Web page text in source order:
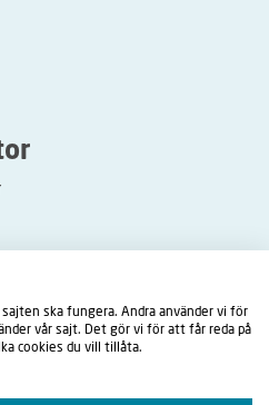
ska fungera. Andra använder vi för
vår sajt. Det gör vi för att får reda på
cookies du vill tillåta.